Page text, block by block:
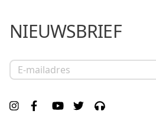
NIEUWSBRIEF